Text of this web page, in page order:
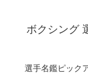
ボクシング
選手名鑑ピック